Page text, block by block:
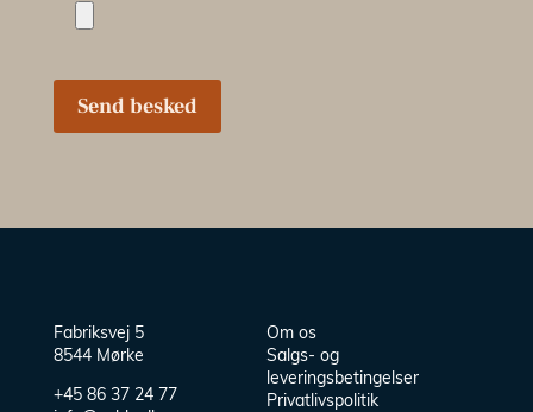
Send besked
Fabriksvej 5
8544 Mørke
+45 86 37 24 77
Om os
Salgs- og
leveringsbetingelser
Privatlivspolitik